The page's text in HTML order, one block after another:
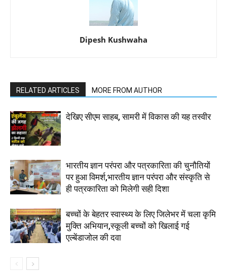
Dipesh Kushwaha
RELATED ARTICLES MORE FROM AUTHOR
देखिए सीएम साहब, सामरी में विकास की यह तस्वीर
भारतीय ज्ञान परंपरा और पत्रकारिता की चुनौतियों
पर हुआ विमर्श,भारतीय ज्ञान परंपरा और संस्कृति से
ही पत्रकारिता को मिलेगी सही दिशा
बच्चों के बेहतर स्वास्थ्य के लिए जिलेभर में चला कृमि
मुक्ति अभियान,स्कूली बच्चों को खिलाई गई
एल्बेंडाजोल की दवा